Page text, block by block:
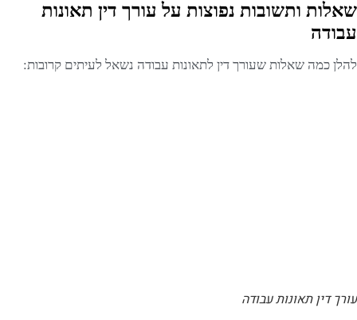
שאלות ותשובות נפוצות על עורך דין תאונות
עבודה
להלן כמה שאלות שעורך דין לתאונות עבודה נשאל לעיתים קרובות:
עורך דין תאונות עבודה